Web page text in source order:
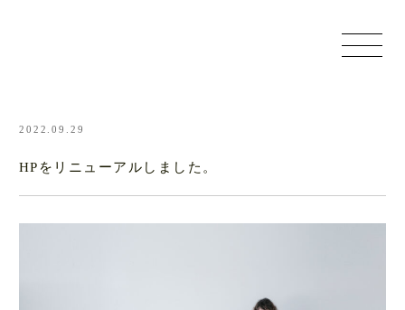
2022.09.29
HPをリニューアルしました。